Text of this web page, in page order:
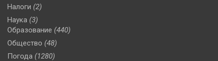
Налоги (2)
Наука (3)
Образование (440)
Общество (48)
Погода (1280)